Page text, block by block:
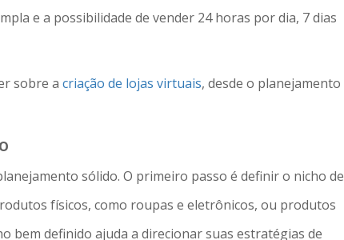
e a possibilidade de vender 24 horas por dia, 7 dias
sobre a criação de lojas virtuais, desde o planejamento
sólido. O primeiro passo é definir o nicho de
físicos, como roupas e eletrônicos, ou produtos
bem definido ajuda a direcionar suas estratégias de